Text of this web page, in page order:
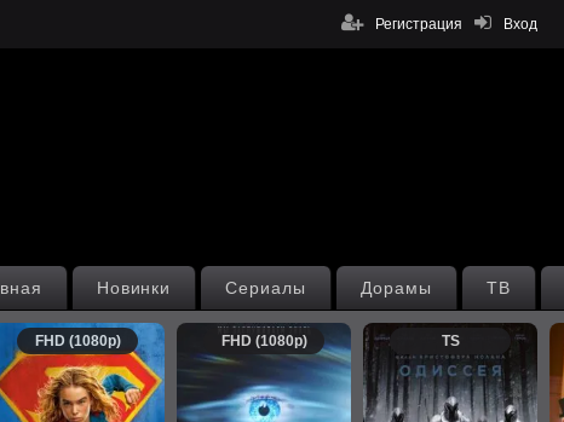
Вход
Регистрация
ТВ
Дорамы
Сериалы
Новинки
FHD (1080p) FHD (1080p) TS